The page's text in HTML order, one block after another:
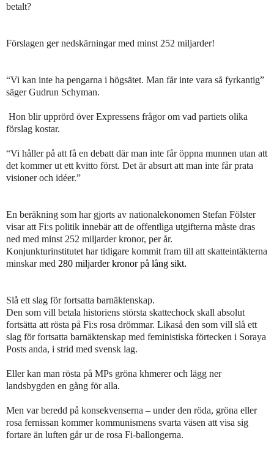
betalt?
Förslagen ger nedskärningar med minst 252 miljarder!
“Vi kan inte ha pengarna i högsätet. Man får inte vara så fyrkantig”
säger Gudrun Schyman.
Hon blir upprörd över Expressens frågor om vad partiets olika
förslag kostar.
“Vi håller på att få en debatt där man inte får öppna munnen utan att
det kommer ut ett kvitto först. Det är absurt att man inte får prata
visioner och idéer.”
En beräkning som har gjorts av nationalekonomen Stefan Fölster
visar att Fi:s politik innebär att de offentliga utgifterna måste dras
ned med minst 252 miljarder kronor, per år.
Konjunkturinstitutet har tidigare kommit fram till att skatteintäkterna
minskar med 280 miljarder kronor på lång sikt.
Slå ett slag för fortsatta barnäktenskap.
Den som vill betala historiens största skattechock skall absolut
fortsätta att rösta på Fi:s rosa drömmar. Likaså den som vill slå ett
slag för fortsatta barnäktenskap med feministiska förtecken i Soraya
Posts anda, i strid med svensk lag.
Eller kan man rösta på MPs gröna khmerer och lägg ner
landsbygden en gång för alla.
Men var beredd på konsekvenserna – under den röda, gröna eller
rosa fernissan kommer kommunismens svarta väsen att visa sig
fortare än luften går ur de rosa Fi-ballongerna.